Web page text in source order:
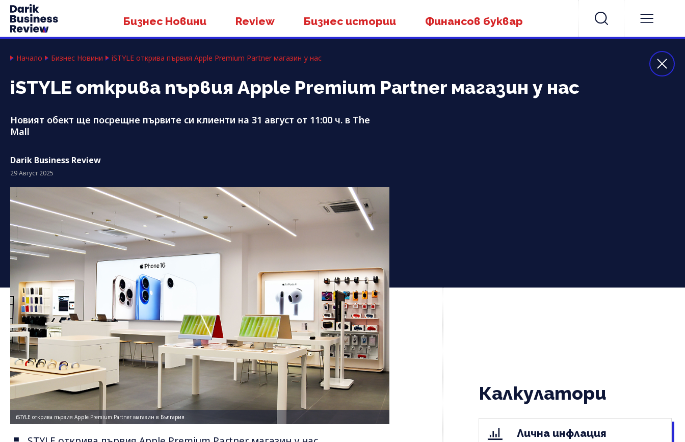
Бизнес Новини Review Бизнес истории Финансов буквар
Начало Бизнес Новини iSTYLE открива първия Apple Premium Partner магазин у нас
iSTYLE открива първия Apple Premium Partner магазин у нас
Новият обект ще посрещне първите си клиенти на 31 август от 11:00 ч. в The
Mall
Darik Business Review
29 Август 2025
iSTYLE открива първия Apple Premium Partner магазин в България
Калкулатори
Лична инфлация